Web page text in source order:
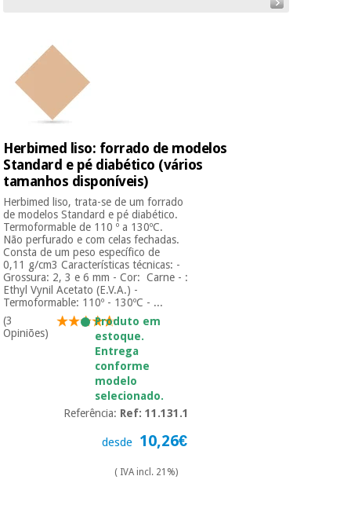
Ofertas
Fisaude
Tech
Academy
Fisaude
Aluguer
tradicional
chinesa
Mobiliário
clínico
Gabinetes
terapêuticos
Material de
proteção
essencial
para
coronavirus
Aerobic,
fitness
e
pilates
Novidades
Outlet
Fisaude
Tech
Academy
sanitário
Medicina
tradicional
chinesa
Mobiliário
clínico
Gabinetes
terapêuticos
Material de
proteção
Herbimed liso: forrado de modelos
Standard e pé diabético (vários
tamanhos disponíveis)
Herbimed liso, trata-se de um forrado
de modelos Standard e pé diabético.
Termoformable de 110 º a 130ºC.
Não perfurado e com celas fechadas.
Consta de um peso específico de
0,11 g/cm3 Características técnicas: -
Grossura: 2, 3 e 6 mm - Cor: Carne - :
Ethyl Vynil Acetato (E.V.A.) -
Termoformable: 110º - 130ºC - ...
(3
Opiniões)
Produto em
estoque.
Entrega
conforme
modelo
selecionado.
Referência: Ref: 11.131.1
desde 10,26€
( IVA incl. 21%)